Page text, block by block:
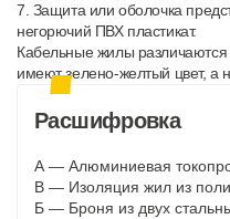
Расшифровка
А — Алюминиевая
В — Изоляция жил из
Б — Броня из двух
7. Защита или оболочка
негорючий ПВХ пластикат.
Кабельные жилы
имеют зелено-желтый цвет, а